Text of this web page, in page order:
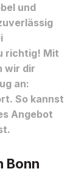
und
richtig! Mit
wir dir
an:
So kannst
Angebot
Bonn